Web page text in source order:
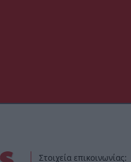
Στοιχεία επικοινωνίας: